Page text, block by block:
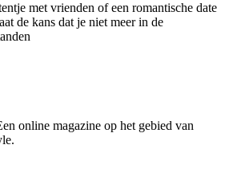
met vrienden of een romantische date
de kans dat je niet meer in de
online magazine op het gebied van